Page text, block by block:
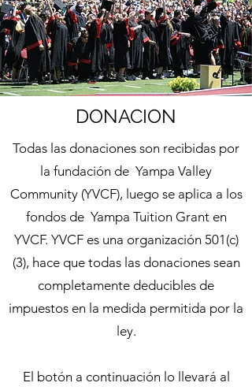
DONACION
Todas las donaciones son recibidas por
la fundación de Yampa Valley
Community (YVCF), luego se aplica a los
fondos de Yampa Tuition Grant en
YVCF. YVCF es una organización 501(c)
(3), hace que todas las donaciones sean
completamente deducibles de
impuestos en la medida permitida por la
ley.
El botón a continuación lo llevará al